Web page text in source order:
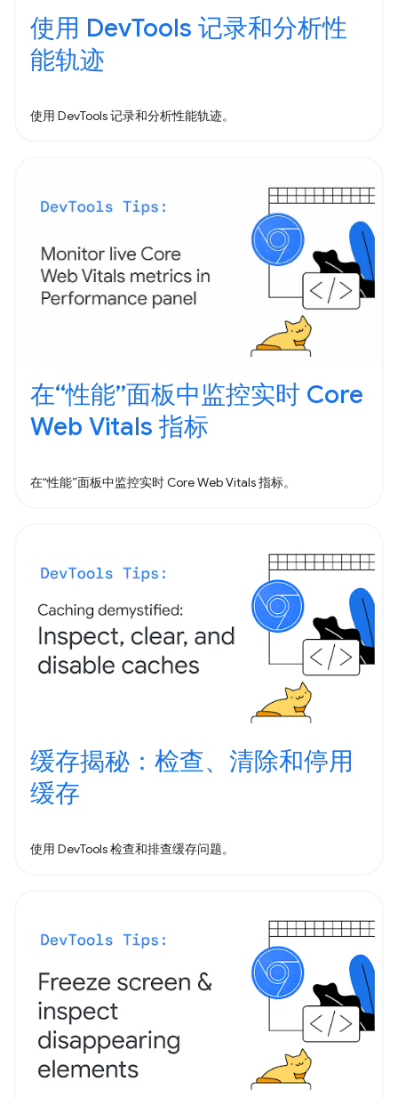
使用 DevTools 记录和分析性
能轨迹
使用 DevTools 记录和分析性能轨迹。
在“性能”面板中监控实时 Core
Web Vitals 指标
在“性能”面板中监控实时 Core Web Vitals 指标。
缓存揭秘：检查、清除和停用
缓存
使用 DevTools 检查和排查缓存问题。